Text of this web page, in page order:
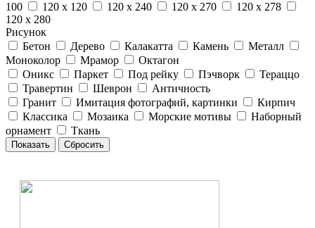
100
120 x 120 120 x 240 120 x 270
120 x 278
120 x 280
Рисунок
Бетон
Дерево Калакатта Камень
Металл
Моноколор
Мрамор
Октагон
Оникс
Паркет Под рейку Пэчворк
Тераццо
Травертин
Шеврон
Античность
Гранит
Имитация фотографий, картинки
Кирпич
Классика
Мозаика Морские мотивы
Наборный
орнамент
Ткань